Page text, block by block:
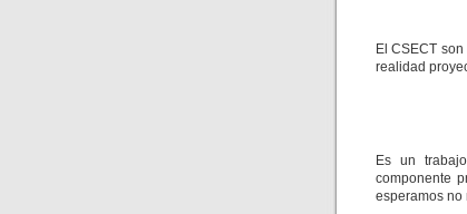
El CSECT
realidad
Es un
componente
esperamos no